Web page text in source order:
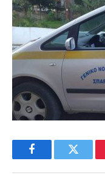
FacebookTwitter